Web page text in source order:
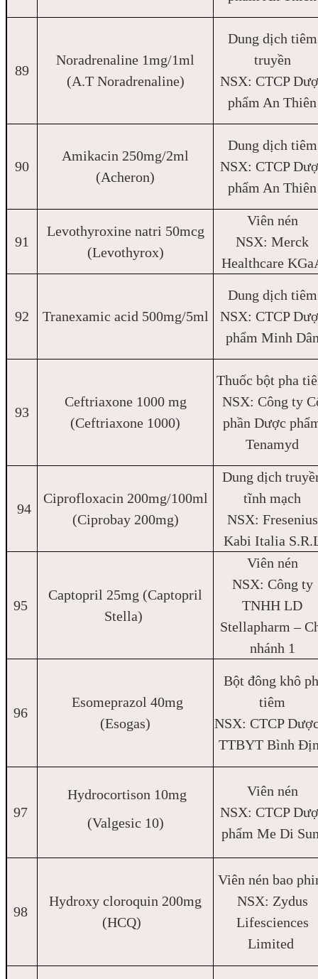
89
Noradrenaline 1mg/1ml
(A.T Noradrenaline)
Dung dịch tiêm
truyền
NSX: CTCP
phẩm An Thiên
90
Amikacin 250mg/2ml
(Acheron)
Dung dịch tiêm
NSX: CTCP
phẩm An Thiên
91
Levothyroxine natri 50mcg
(Levothyrox)
Viên nén
NSX: Merck
Healthcare
92 Tranexamic acid 500mg/5ml
Dung dịch tiêm
NSX: CTCP
phẩm Minh
93
Ceftriaxone 1000 mg
(Ceftriaxone 1000)
Thuốc bột pha
NSX: Công ty
phần Dược
Tenamyd
94
Ciprofloxacin 200mg/100ml
(Ciprobay 200mg)
Dung dịch
tĩnh mạch
NSX: Fresenius
Kabi Italia
95
Captopril 25mg (Captopril
Stella)
Viên nén
NSX: Công ty
TNHH LD
Stellapharm –
nhánh 1
96
Esomeprazol 40mg
(Esogas)
Bột đông khô
tiêm
NSX: CTCP
TTBYT Bình
97
Hydrocortison 10mg
(Valgesic 10)
Viên nén
NSX: CTCP
phẩm Me Di
98
Hydroxy cloroquin 200mg
(HCQ)
Viên nén bao
NSX: Zydus
Lifesciences
Limited